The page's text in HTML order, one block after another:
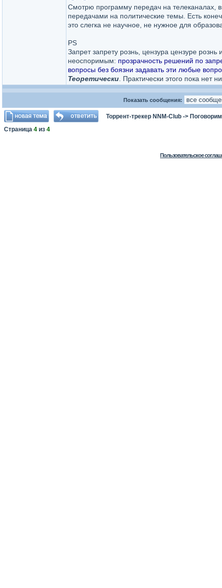
Смотрю программу передач на телеканалах,
передачами на политические темы. Есть
это слегка не научное, не нужное для
PS
Запрет запрету рознь, цензура цензуре
неоспоримым: прозрачность решений по
вопросы без боязни задавать эти любые
Теоретически . Практически этого пока нет
Показать сообщения:
Торрент-трекер NNM-Club -> Поговорим
Страница 4 из 4
Пользовательское